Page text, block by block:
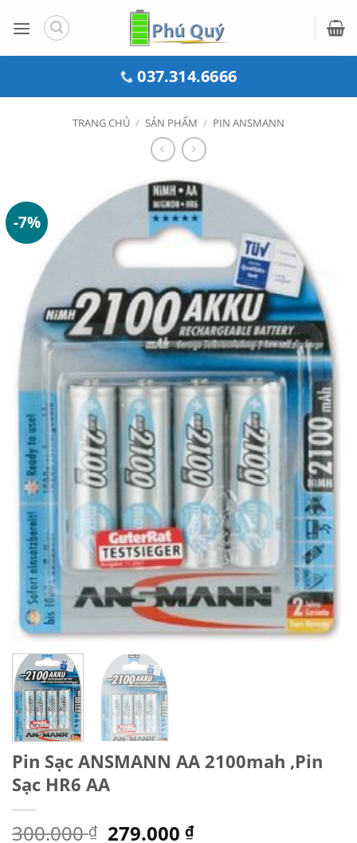
qua
037.314.6666
TRANG CHỦ / SẢN PHẨM / PIN ANSMANN
-7%
Pin Sạc ANSMANN AA 2100mah ,Pin
Sạc HR6 AA
300.000₫ Giá
279.000₫Giá